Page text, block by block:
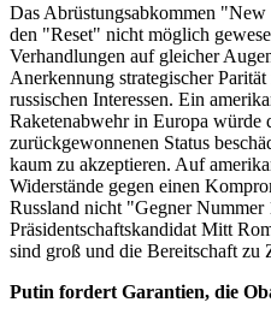
Das Abrüstungsabkommen
den "Reset" nicht möglich
Verhandlungen auf gleicher
Anerkennung strategischer
russischen Interessen. Ein
Raketenabwehr in Europa würde
zurückgewonnenen Status
kaum zu akzeptieren. Auf
Widerstände gegen einen
Russland nicht "Gegner
Präsidentschaftskandidat Mitt
sind groß und die Bereitschaft zu
Putin fordert Garantien, die